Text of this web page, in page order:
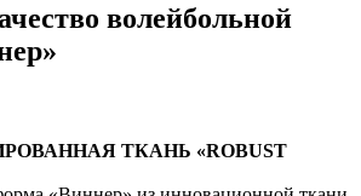
волейбольной
ТКАНЬ «ROBUST